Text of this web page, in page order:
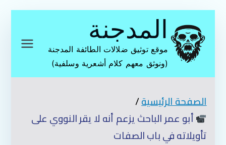
المحتوى
المدجنة
موقع توثيق ضلالات الطائفة المدجنة
(ونوثق معهم كلام أشعرية وسلفية)
الصفحة الرئيسية
أبو عمر الباحث يزعم أنه لا يقر النووي على
تأويلاته في باب الصفات